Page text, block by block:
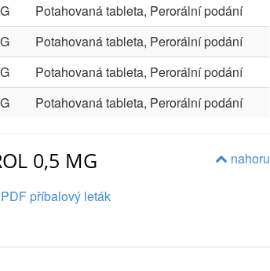
Potahovaná tableta, Perorální podání
Potahovaná tableta, Perorální podání
Potahovaná tableta, Perorální podání
Potahovaná tableta, Perorální podání
nahoru
0,5 MG
příbalový leták